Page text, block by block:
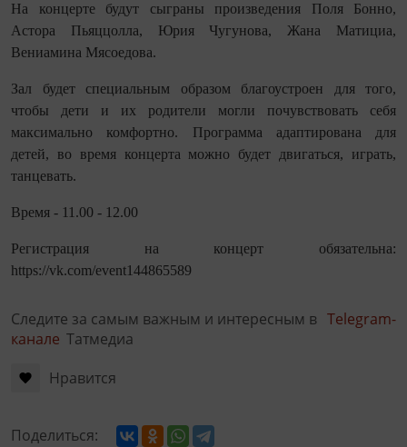
На концерте будут сыграны произведения Поля Бонно,
Астора Пьяццолла, Юрия Чугунова, Жана Матициа,
Вениамина Мясоедова.
Зал будет специальным образом благоустроен для того,
чтобы дети и их родители могли почувствовать себя
максимально комфортно. Программа адаптирована для
детей, во время концерта можно будет двигаться, играть,
танцевать.
Время - 11.00 - 12.00
Регистрация на концерт обязательна:
https://vk.com/event144865589
Следите за самым важным и интересным в Telegram-
канале Татмедиа
Нравится
Поделиться: